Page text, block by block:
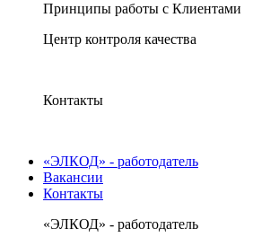
Принципы работы с Клиентами
Центр контроля качества
Контакты
«ЭЛКОД» - работодатель
Вакансии
Контакты
«ЭЛКОД» - работодатель